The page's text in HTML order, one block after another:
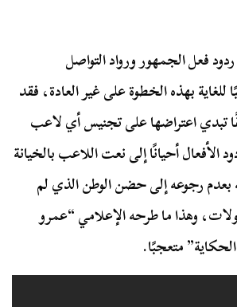
فعل الجمهور ورواد التواصل
بهذه الخطوة على غير العادة، فقد
تبدي اعتراضها على تجنيس أي لاعب
أحيانًا إلى نعت اللاعب بالخيانة
بعدم رجوعه إلى حضن الوطن الذي لم
وهذا ما طرحه الإعلامي “عمرو
متعجبًا.